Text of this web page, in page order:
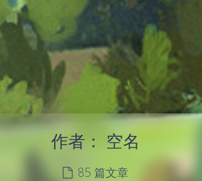
作者： 空名
85 篇文章